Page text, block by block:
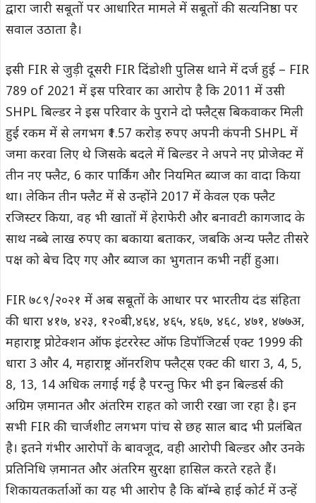
द्वारा जारी सबूतों पर आधारित मामले में सबूतों की सत्यनिष्ठा पर
सवाल उठाता है।
इसी FIR से जुड़ी दूसरी FIR दिंडोशी पुलिस थाने में दर्ज हुई – FIR
789 of 2021 में इस परिवार का आरोप है कि 2011 में उसी
SHPL बिल्डर ने इस परिवार के पुराने दो फ्लैट्स बिकवाकर मिली
हुई रकम में से लगभग ₹1.57 करोड़ रुपए अपनी कंपनी SHPL में
जमा करवा लिए थे जिसके बदले में बिल्डर ने अपने नए प्रोजेक्ट में
तीन नए फ्लैट, 6 कार पार्किंग और नियमित ब्याज का वादा किया
था। लेकिन तीन फ्लैट में से उन्होंने 2017 में केवल एक फ्लैट
रजिस्टर किया, वह भी खातों में हेराफेरी और बनावटी कागजाद के
साथ नब्बे लाख रुपए का बकाया बताकर, जबकि अन्य फ्लैट तीसरे
पक्ष को बेच दिए गए और ब्याज का भुगतान कभी नहीं हुआ।
FIR ७८९/२०२१ में अब सबूतों के आधार पर भारतीय दंड संहिता
की धारा ४१७, ४२३, १२०बी,४६४, ४६५, ४६७, ४६८, ४७१, ४७७अ,
महाराष्ट्र प्रोटेक्शन ऑफ इंटररेस्ट ऑफ डिपॉजिटर्स एक्ट 1999 की
धारा 3 और 4, महाराष्ट्र ऑनरशिप फ्लैट्स एक्ट की धारा 3, 4, 5,
8, 13, 14 अधिक लगाई गई है परन्तु फिर भी इन बिल्डर्स की
अग्रिम ज़मानत और अंतरिम राहत को जारी रखा जा रहा है। इन
सभी FIR की चार्जशीट लगभग पांच से छह साल बाद भी प्रलंबित
है। इतने गंभीर आरोपों के बावजूद, वही आरोपी बिल्डर और उनके
प्रतिनिधि ज़मानत और अंतरिम सुरक्षा हासिल करते रहते हैं।
शिकायतकर्ताओं का यह भी आरोप है कि बॉम्बे हाई कोर्ट में उन्हें